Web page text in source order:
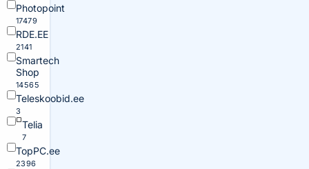
Photopoint
17479
RDE.EE
2141
Smartech
Shop
14565
Teleskoobid.ee
3
Telia
7
TopPC.ee
2396